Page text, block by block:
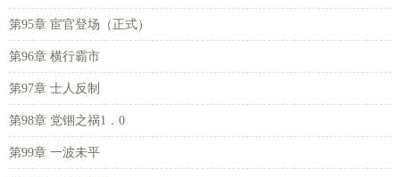
第95章 宦官登场（正式）
第96章 横行霸市
第97章 士人反制
第98章 党锢之祸1．0
第99章 一波未平